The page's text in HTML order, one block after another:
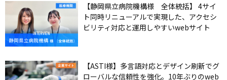
【静岡県立病院機構様 全体統括】 4サイ
ト同時リニューアルで実現した、アクセシ
ビリティ対応と運用しやすいwebサイト
【ASTI様】多言語対応とデザイン刷新でグ
ローバルな信頼性を強化。10年ぶりのweb